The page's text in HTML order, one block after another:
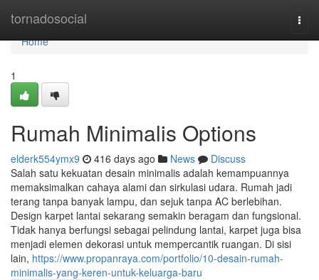
tornadosocial
Home
Home
1
Rumah Minimalis Options
elderk554ymx9 416 days ago News
Discuss
Salah satu kekuatan desain minimalis adalah kemampuannya
memaksimalkan cahaya alami dan sirkulasi udara. Rumah jadi
terang tanpa banyak lampu, dan sejuk tanpa AC berlebihan.
Design karpet lantai sekarang semakin beragam dan fungsional.
Tidak hanya berfungsi sebagai pelindung lantai, karpet juga bisa
menjadi elemen dekorasi untuk mempercantik ruangan. Di sisi
lain, https://www.propanraya.com/portfolio/10-desain-rumah-
minimalis-yang-keren-untuk-keluarga-baru